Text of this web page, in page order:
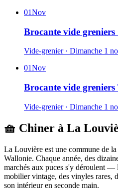
01Nov
Brocante vide
Vide-grenier· Dimanche 1
01Nov
Brocante vide
Vide-grenier· Dimanche 1
🧺 Chiner à La
La Louvière est une commune de
Wallonie. Chaque année, des
marchés aux puces s'y déroulent —
mobilier vintage, des vinyles rares,
son intérieur en seconde main.